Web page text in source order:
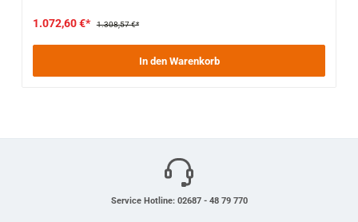
1.072,60 €* 1.308,57 €*
In den Warenkorb
Service Hotline: 02687 - 48 79 770